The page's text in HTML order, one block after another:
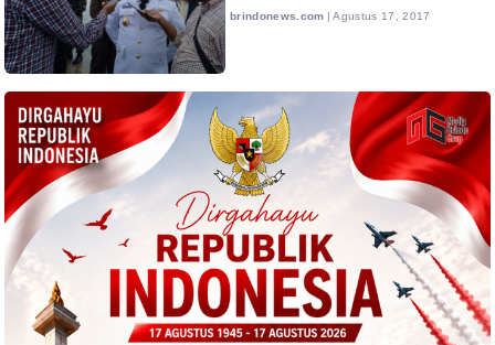
brindonews.com | Agustus 17, 2017